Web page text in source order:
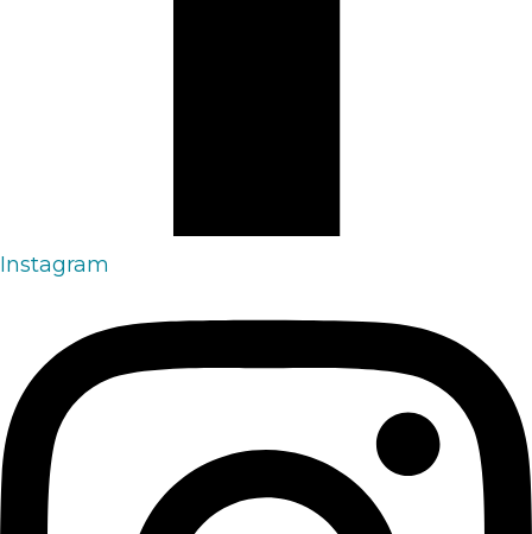
Instagram